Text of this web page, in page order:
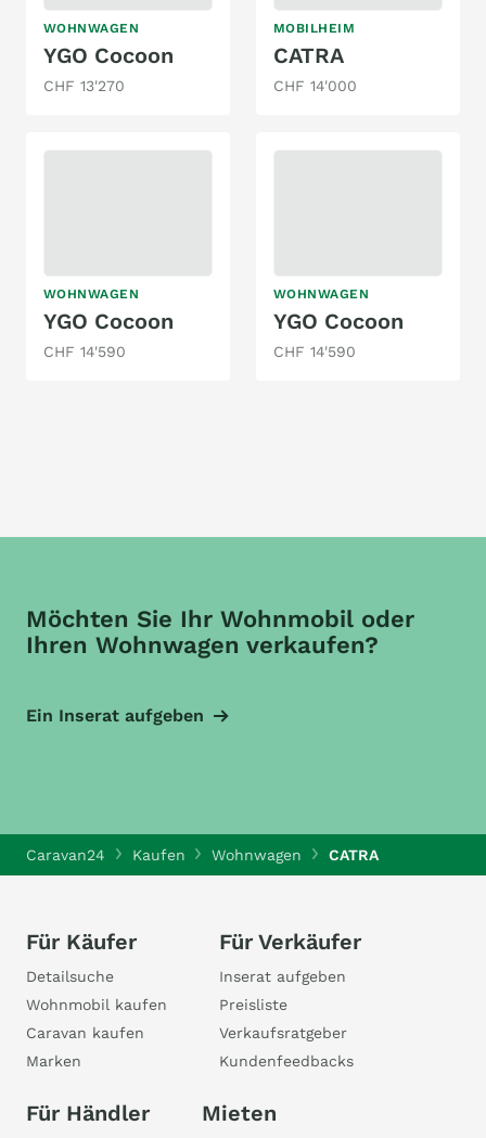
WOHNWAGEN
YGO Cocoon
CHF 13'270
MOBILHEIM
CATRA
CHF 14'000
WOHNWAGEN
YGO Cocoon
CHF 14'590
WOHNWAGEN
YGO Cocoon
CHF 14'590
Möchten Sie Ihr Wohnmobil oder
Ihren Wohnwagen verkaufen?
Ein Inserat aufgeben
Caravan24 Kaufen Wohnwagen CATRA
Für Käufer
Detailsuche
Wohnmobil kaufen
Caravan kaufen
Marken
Für Verkäufer
Inserat aufgeben
Preisliste
Verkaufsratgeber
Kundenfeedbacks
Für Händler Mieten